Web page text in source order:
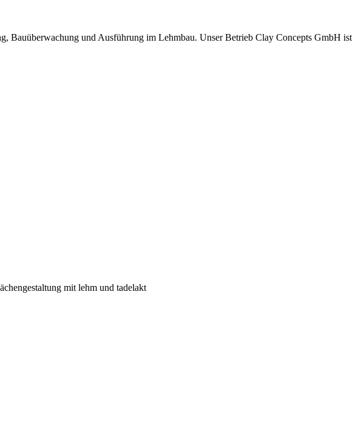
Bauüberwachung und Ausführung im Lehmbau. Unser Betrieb Clay Concepts GmbH ist
mit lehm und tadelakt